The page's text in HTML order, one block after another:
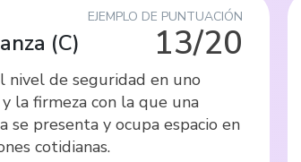
EJEMPLO DE PUNTUACIÓN
13/20
(C)
nivel de seguridad en uno
la firmeza con la que una
se presenta y ocupa espacio en
cotidianas.